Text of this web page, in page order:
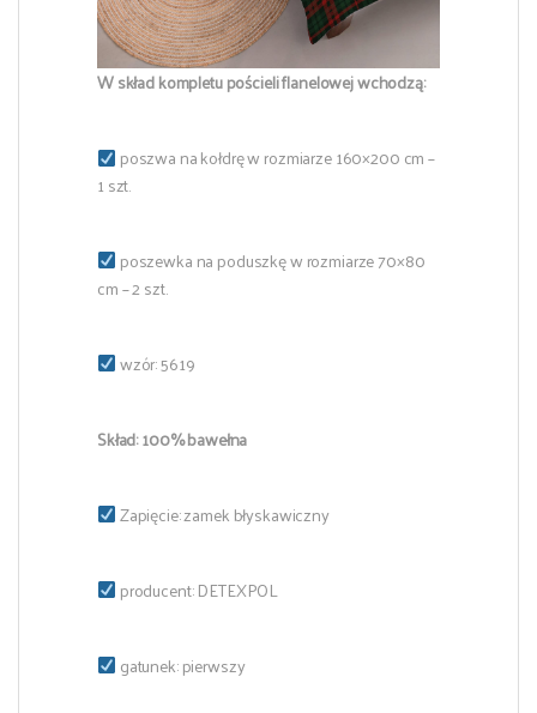
W skład kompletu pościeli flanelowej wchodzą:
poszwa na kołdrę w rozmiarze 160×200 cm –
1 szt.
poszewka na poduszkę w rozmiarze 70×80
cm – 2 szt.
wzór: 5619
Skład: 100% bawełna
Zapięcie: zamek błyskawiczny
producent: DETEXPOL
gatunek: pierwszy